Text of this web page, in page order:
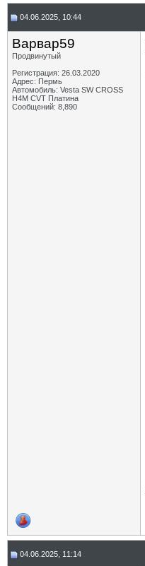
04.06.2025, 10:44
Варвар59
Продвинутый
Регистрация: 26.03.2020
Адрес: Пермь
Автомобиль: Vesta SW CROSS
H4M CVT Платина
Сообщений: 8,890
04.06.2025, 11:14